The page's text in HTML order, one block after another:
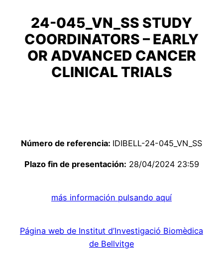
24-045_VN_SS STUDY
COORDINATORS – EARLY
OR ADVANCED CANCER
CLINICAL TRIALS
Número de referencia: IDIBELL-24-045_VN_SS
Plazo fin de presentación: 28/04/2024 23:59
más información pulsando aquí
Página web de Institut d’Investigació Biomèdica
de Bellvitge